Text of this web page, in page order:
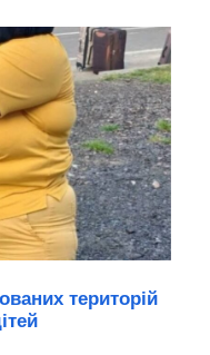
територій